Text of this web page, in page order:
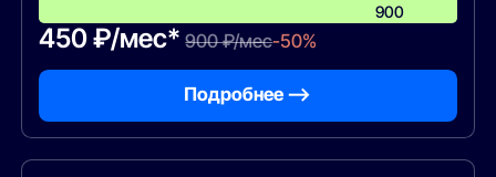
900
450 ₽/мес* 900 ₽/мес-50%
Подробнее —>